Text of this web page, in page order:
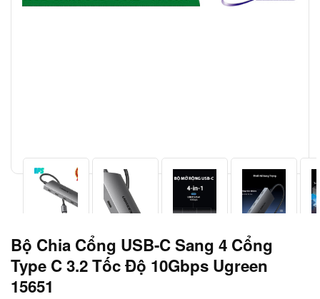
Bộ Chia Cổng USB-C Sang 4 Cổng
Type C 3.2 Tốc Độ 10Gbps Ugreen
15651